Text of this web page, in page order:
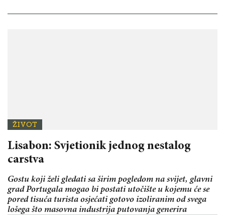
ŽIVOT
Lisabon: Svjetionik jednog nestalog
carstva
Gostu koji želi gledati sa širim pogledom na svijet, glavni
grad Portugala mogao bi postati utočište u kojemu će se
pored tisuća turista osjećati gotovo izoliranim od svega
lošega što masovna industrija putovanja generira